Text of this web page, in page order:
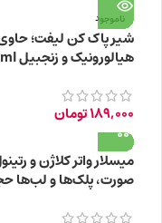
ناموجود
شیر پاک کن لیفت؛
هیالورونیک و زنجبیل 150ml
189,000تومان
میسلار واتر کلاژن و
صورت، پلک‌ها و لب‌ها